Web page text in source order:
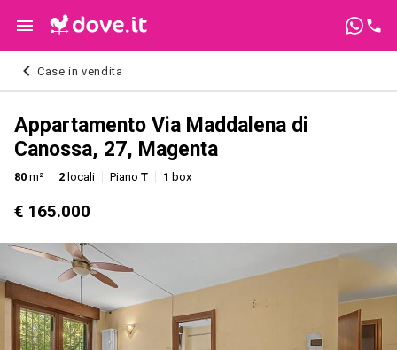
Case in vendita
Appartamento Via Maddalena di
Canossa, 27, Magenta
80 m² 2 locali Piano T 1 box
€ 165.000